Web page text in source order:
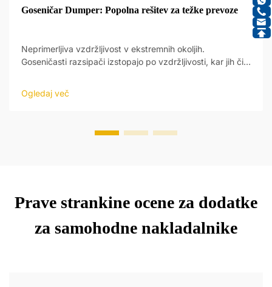
Goseničar Dumper: Popolna rešitev za težke prevoze
Neprimerljiva vzdržljivost v ekstremnih okoljih.
Goseničasti razsipači izstopajo po vzdržljivosti, kar jih čini
neravno tereno rudarjenja, gradbeništva...
Ogledaj več
Prave strankine ocene za dodatke
za samohodne nakladalnike